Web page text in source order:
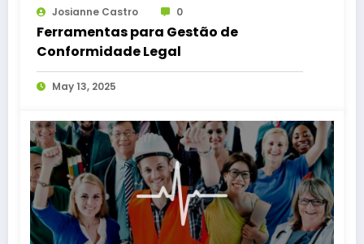
Josianne Castro 0
Ferramentas para Gestão de
Conformidade Legal
May 13, 2025